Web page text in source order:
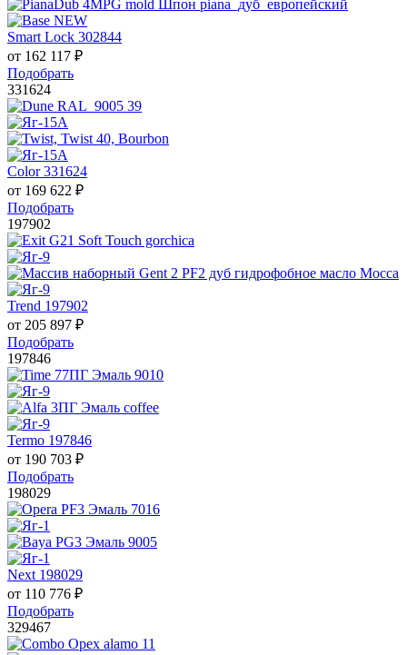
Smart Lock 302844
от 162 117 ₽
Подобрать
331624
Color 331624
от 169 622 ₽
Подобрать
197902
Trend 197902
от 205 897 ₽
Подобрать
197846
Termo 197846
от 190 703 ₽
Подобрать
198029
Next 198029
от 110 776 ₽
Подобрать
329467